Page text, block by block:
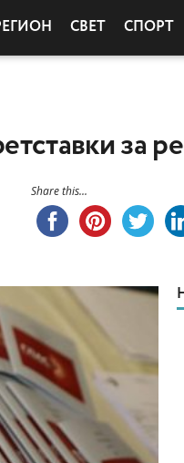
СВЕТ СПОРТ
за
Share this...